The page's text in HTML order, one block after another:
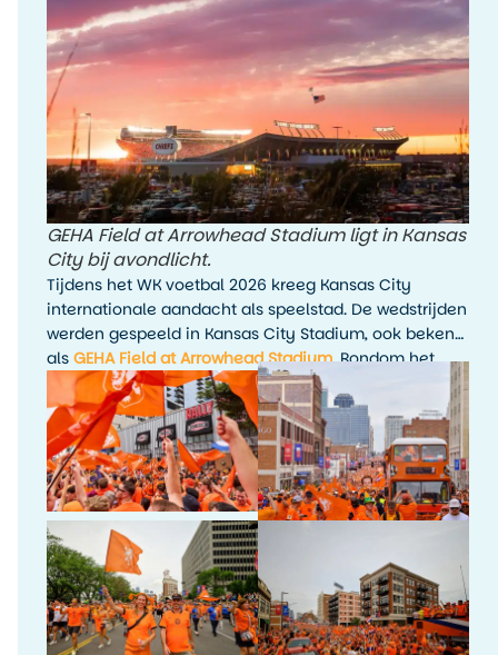
GEHA Field at Arrowhead Stadium ligt in Kansas
City bij avondlicht.
Tijdens het WK voetbal 2026 kreeg Kansas City
internationale aandacht als speelstad. De wedstrijden
werden gespeeld in Kansas City Stadium, ook bekend
als GEHA Field at Arrowhead Stadium. Rondom het
toernooi waren er fanactiviteiten, kijkfeesten en
evenementen in de stad.